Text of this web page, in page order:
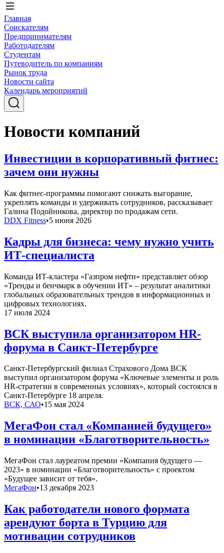
Главная
Соискателям
Предпринимателям
Работодателям
Студентам
Путеводитель по компаниям
Рынок труда
Новости сайта
Календарь мероприятий
Новости компаний
Инвестиции в корпоративный фитнес:
зачем они нужны
Как фитнес-программы помогают снижать выгорание,
укреплять команды и удерживать сотрудников, рассказывает
Галина Подойникова, директор по продажам сети.
DDX Fitness•5 июня 2026
Кадры для бизнеса: чему нужно учить
ИТ-специалиста
Команда ИТ-кластера «Газпром нефти» представляет обзор
«Тренды и бенчмарк в обучении ИТ» – результат аналитики
глобальных образовательных трендов в информационных и
цифровых технологиях.
17 июля 2024
ВСК выступила организатором HR-
форума в Санкт-Петербурге
Санкт-Петербургский филиал Страхового Дома ВСК
выступил организатором форума «Ключевые элементы и роль
HR-стратегии в современных условиях», который состоялся в
Санкт-Петербурге 18 апреля.
ВСК, САО•15 мая 2024
МегаФон стал «Компанией будущего»
в номинации «Благотворительность»
МегаФон стал лауреатом премии «Компания будущего —
2023» в номинации «Благотворительность» с проектом
«Будущее зависит от тебя».
МегаФон•13 декабря 2023
Как работодатели нового формата
арендуют борта в Турцию для
мотивации сотрудников